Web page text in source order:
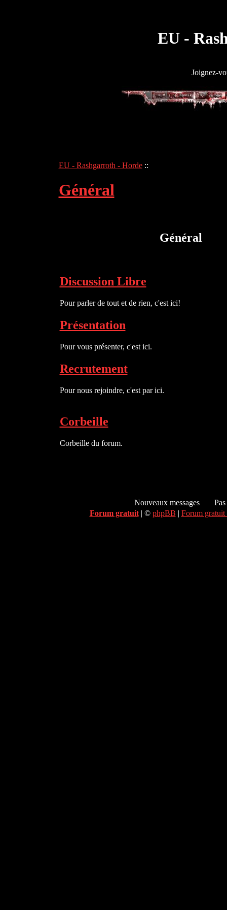
EU -
Joignez-
EU - Rashgarroth - Horde::
Général
Général
Discussion Libre
Pour parler de tout et de rien, c'est ici!
Présentation
Pour vous présenter, c'est ici.
Recrutement
Pour nous rejoindre, c'est par ici.
Corbeille
Corbeille du forum.
Nouveaux messages
Forum gratuit| © phpBB | Forum gratuit